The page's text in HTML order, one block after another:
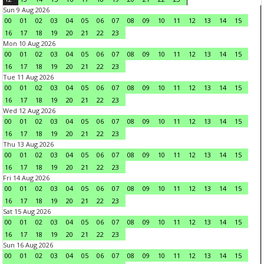
Sun 9 Aug 2026
00
01 02 03 04 05 06 07 08 09 10 11 12 13 14
15
16
17 18 19 20 21 22
23
Mon 10 Aug 2026
00
01 02 03 04 05 06 07 08 09 10 11 12 13 14
15
16
17 18 19 20 21 22
23
Tue 11 Aug 2026
00
01 02 03 04 05 06 07 08 09 10 11 12 13 14
15
16
17 18 19 20 21 22
23
Wed 12 Aug 2026
00
01 02 03 04 05 06 07 08 09 10 11 12 13 14
15
16
17 18 19 20 21 22
23
Thu 13 Aug 2026
00
01 02 03 04 05 06 07 08 09 10 11 12 13 14
15
16
17 18 19 20 21 22
23
Fri 14 Aug 2026
00
01 02 03 04 05 06 07 08 09 10 11 12 13 14
15
16
17 18 19 20 21 22
23
Sat 15 Aug 2026
00
01 02 03 04 05 06 07 08 09 10 11 12 13 14
15
16
17 18 19 20 21 22
23
Sun 16 Aug 2026
00
01 02 03 04 05 06 07 08 09 10 11 12 13 14
15